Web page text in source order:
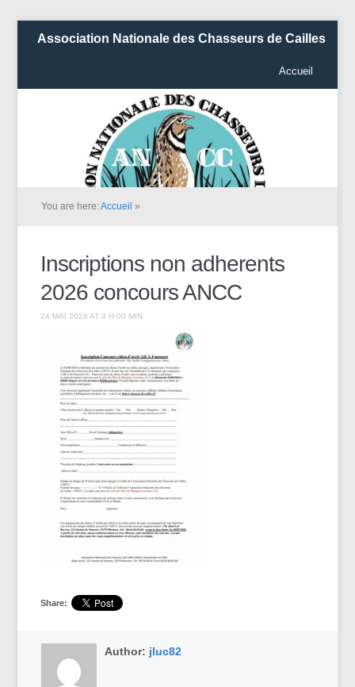
Association Nationale des Chasseurs de Cailles
Accueil
You are here:Accueil »
Inscriptions non adherents
2026 concours ANCC
24 MAI 2026 AT 9 H 00 MIN
Share:
Author: jluc82